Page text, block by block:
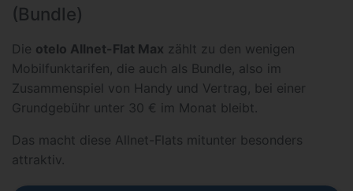
(Bundle)
Die otelo Allnet-Flat Max zählt zu den wenigen
Mobilfunktarifen, die auch als Bundle, also im
Zusammenspiel von Handy und Vertrag, bei einer
Grundgebühr unter 30 € im Monat bleibt.
Das macht diese Allnet-Flats mitunter besonders
attraktiv.